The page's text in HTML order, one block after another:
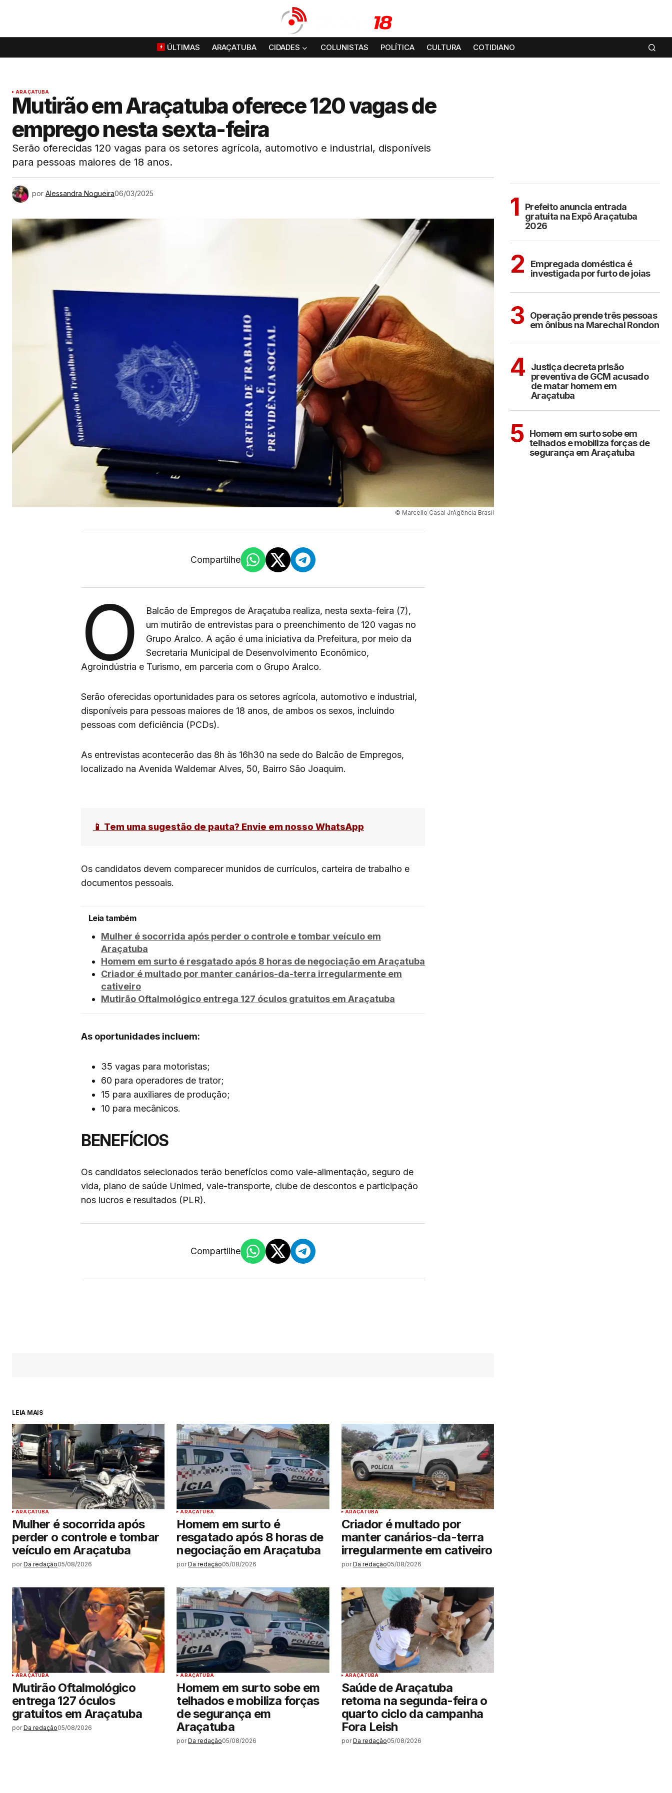
ÚLTIMAS ARAÇATUBA CIDADES COLUNISTAS POLÍTICA CULTURA COTIDIANO
ARAÇATUBA
Mutirão em Araçatuba oferece 120 vagas de
emprego nesta sexta-feira
Serão oferecidas 120 vagas para os setores agrícola, automotivo e industrial, disponíveis
para pessoas maiores de 18 anos.
por Alessandra Nogueira06/03/2025
© Marcello Casal JrAgência Brasil
Compartilhe
O
Balcão de Empregos de Araçatuba realiza, nesta sexta-feira (7),
um mutirão de entrevistas para o preenchimento de 120 vagas no
Grupo Aralco. A ação é uma iniciativa da Prefeitura, por meio da
Secretaria Municipal de Desenvolvimento Econômico,
Agroindústria e Turismo, em parceria com o Grupo Aralco.
Serão oferecidas oportunidades para os setores agrícola, automotivo e industrial,
disponíveis para pessoas maiores de 18 anos, de ambos os sexos, incluindo
pessoas com deficiência (PCDs).
As entrevistas acontecerão das 8h às 16h30 na sede do Balcão de Empregos,
localizado na Avenida Waldemar Alves, 50, Bairro São Joaquim.
📱 Tem uma sugestão de pauta? Envie em nosso WhatsApp
Os candidatos devem comparecer munidos de currículos, carteira de trabalho e
documentos pessoais.
Leia também
Mulher é socorrida após perder o controle e tombar veículo em
Araçatuba
Homem em surto é resgatado após 8 horas de negociação em Araçatuba
Criador é multado por manter canários-da-terra irregularmente em
cativeiro
Mutirão Oftalmológico entrega 127 óculos gratuitos em Araçatuba
As oportunidades incluem:
35 vagas para motoristas;
60 para operadores de trator;
15 para auxiliares de produção;
10 para mecânicos.
BENEFÍCIOS
Os candidatos selecionados terão benefícios como vale-alimentação, seguro de
vida, plano de saúde Unimed, vale-transporte, clube de descontos e participação
nos lucros e resultados (PLR).
Compartilhe
LEIA MAIS
ARAÇATUBA
Mulher é socorrida após
perder o controle e tombar
veículo em Araçatuba
por Da redação05/08/2026
ARAÇATUBA
Homem em surto é
resgatado após 8 horas de
negociação em Araçatuba
por Da redação05/08/2026
ARAÇATUBA
Criador é multado por
manter canários-da-terra
irregularmente em cativeiro
por Da redação05/08/2026
ARAÇATUBA
Mutirão Oftalmológico
entrega 127 óculos
gratuitos em Araçatuba
por Da redação05/08/2026
ARAÇATUBA
Homem em surto sobe em
telhados e mobiliza forças
de segurança em
Araçatuba
por Da redação05/08/2026
ARAÇATUBA
Saúde de Araçatuba
retoma na segunda-feira o
quarto ciclo da campanha
Fora Leish
por Da redação05/08/2026
1
Prefeito anuncia entrada
gratuita na Expô Araçatuba
2026
2
Empregada doméstica é
investigada por furto de joias
3 Operação prende três pessoas
em ônibus na Marechal Rondon
4
Justiça decreta prisão
preventiva de GCM acusado
de matar homem em
Araçatuba
5 Homem em surto sobe em
telhados e mobiliza forças de
segurança em Araçatuba